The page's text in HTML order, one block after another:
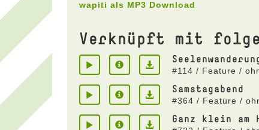
wapiti als MP3 Download
Verknüpft mit
#114 / Feature /
Samstagabend
#364 / Feature /
Ganz klein am